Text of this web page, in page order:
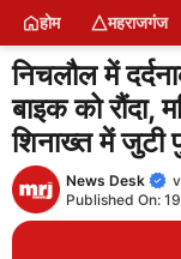
Skip
content
होम महराजगंज
निचलौल में
बाइक को रौंदा,
शिनाख्त में जुटी
News Desk
Published On: